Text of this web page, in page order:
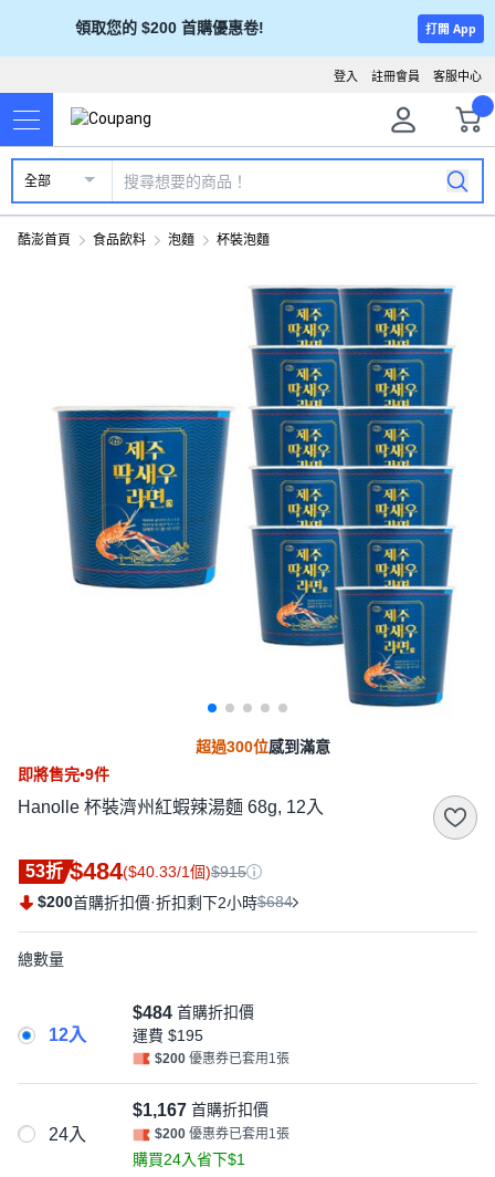
領取您的 $200 首購優惠卷! 打開 App
客服中心
註冊會員
登入
全部
酷澎首頁 食品飲料 泡麵 杯裝泡麵
超過300位感到滿意
即將售完•9件
Hanolle 杯裝濟州紅蝦辣湯麵 68g, 12入
53折 $484($40.33/1個)$915
$200首購折扣價·折扣剩下2小時$684
總數量
12入
$484 首購折扣價
運費 $195
$200 優惠券已套用1張
24入
$1,167 首購折扣價
$200 優惠券已套用1張
購買24入省下$1